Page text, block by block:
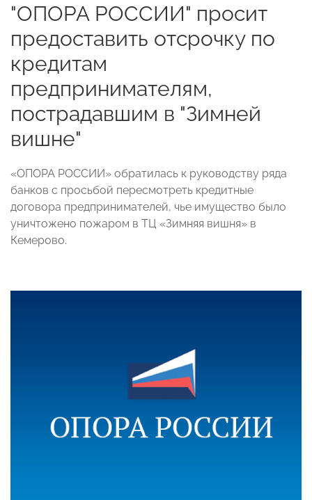
"ОПОРА РОССИИ" просит
предоставить отсрочку по
кредитам
предпринимателям,
пострадавшим в "Зимней
вишне"
«ОПОРА РОССИИ» обратилась к руководству ряда
банков с просьбой пересмотреть кредитные
договора предпринимателей, чье имущество было
уничтожено пожаром в ТЦ «Зимняя вишня» в
Кемерово.